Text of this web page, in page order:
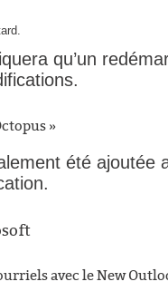
qu’un
»
été ajoutée
avec le New